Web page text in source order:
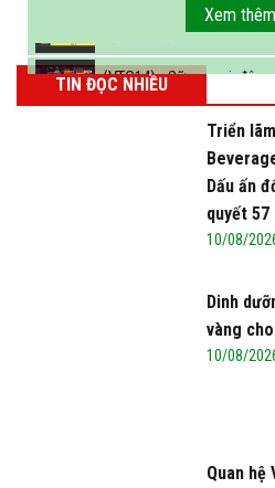
FBNC - Ngành sữa hướng
sữa vào năm 2025
(VTC14) - Sữa ngoại,
miễn thuế nhập khẩu
Xem thêm
TIN ĐỌC NHIỀU
Triển
Dấu ấn
quyết 57
10/08/
Dinh
vàng
10/08/
Quan hệ